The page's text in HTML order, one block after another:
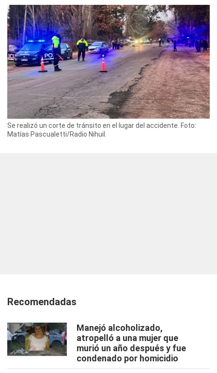
Se realizó un corte de tránsito en el lugar del accidente. Foto:
Matías Pascualetti/Radio Nihuil.
Recomendadas
Manejó alcoholizado,
atropelló a una mujer que
murió un año después y fue
condenado por homicidio